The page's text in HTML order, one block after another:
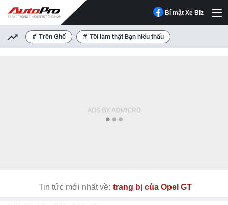
Bí mật Xe Biz
Trên Ghế Tôi làm thật Bạn hiểu thấu
Tin tức mới nhất về: trang bị của Opel GT